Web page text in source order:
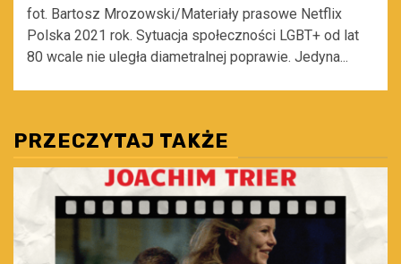
fot. Bartosz Mrozowski/Materiały prasowe Netflix
Polska 2021 rok. Sytuacja społeczności LGBT+ od lat
80 wcale nie uległa diametralnej poprawie. Jedyna...
PRZECZYTAJ TAKŻE